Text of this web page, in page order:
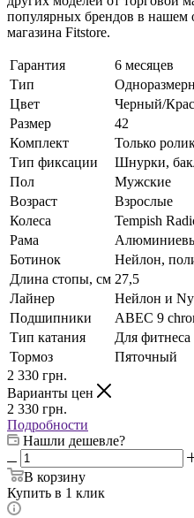
популярных брендов в нашем
магазина Fitstore.
Гарантия
6 месяцев
Тип
Цвет
Черный/
Размер
42
Комплект
Только
Тип фиксации
Шнурки,
Пол
Мужские
Возраст
Взрослые
Колеса
Tempish
Рама
Ботинок
Нейлон,
Длина стопы, см 27,5
Лайнер
Нейлон и
Подшипники
ABEC 9
Тип катания
Для фитнеса
Тормоз
Пяточный
2 330 грн.
Варианты цен
2 330 грн.
Подробности
Нашли дешевле?
В корзину
Купить в 1 клик